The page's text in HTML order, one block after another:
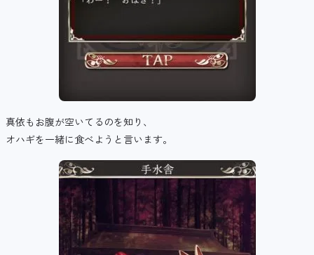
真依もお腹が空いてるのを知り、
オハギを一緒に食べようと言います。